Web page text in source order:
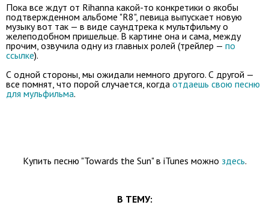
Пока все ждут от Rihanna какой-то конкретики о якобы
подтвержденном альбоме "R8", певица выпускает новую
музыку вот так — в виде саундтрека к мультфильму о
желеподобном пришельце. В картине она и сама, между
прочим, озвучила одну из главных ролей (трейлер — по
ссылке).
С одной стороны, мы ожидали немного другого. С другой —
все помнят, что порой случается, когда отдаешь свою песню
для мульфильма.
Купить песню "Towards the Sun" в iTunes можно здесь.
В ТЕМУ: